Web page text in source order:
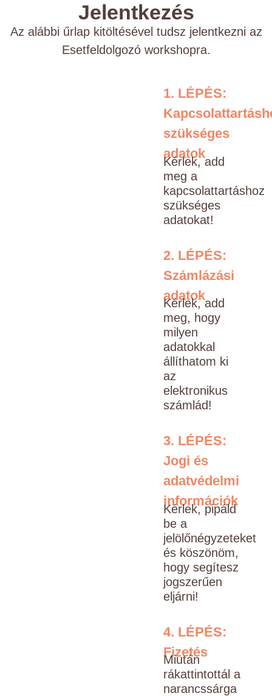
1. LÉPÉS:
szükséges
adatok
Kérlek, add
meg a
kapcsolattartáshoz
szükséges
adatokat!
2. LÉPÉS:
Számlázási
adatok
Kérlek, add
meg, hogy
milyen
adatokkal
állíthatom ki
az
elektronikus
számlád!
3. LÉPÉS:
Jogi és
adatvédelmi
információk
Kérlek, pipáld
be a
jelölőnégyzeteket
és köszönöm,
hogy segítesz
jogszerűen
eljárni!
4. LÉPÉS:
Fizetés
Miután
rákattintottál a
narancssárga
Az alábbi űrlap kitöltésével tudsz jelentkezni az
Esetfeldolgozó workshopra.
Jelentkezés